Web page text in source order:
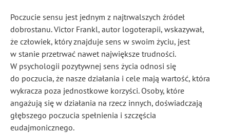
Poczucie sensu jest jednym z najtrwalszych źródeł
dobrostanu. Victor Frankl, autor logoterapii, wskazywał,
że człowiek, który znajduje sens w swoim życiu, jest
w stanie przetrwać nawet największe trudności.
W psychologii pozytywnej sens życia odnosi się
do poczucia, że nasze działania i cele mają wartość, która
wykracza poza jednostkowe korzyści. Osoby, które
angażują się w działania na rzecz innych, doświadczają
głębszego poczucia spełnienia i szczęścia
eudajmonicznego.